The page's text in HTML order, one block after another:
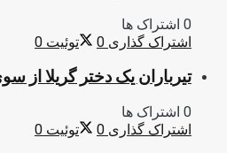
0 اشتراک ها
اشتراک گذاری 0 توئیت 0
تیرباران یک دختر گریلا
0 اشتراک ها
اشتراک گذاری 0 توئیت 0